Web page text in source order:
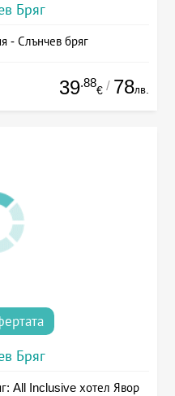
Бряг
- Слънчев бряг
39.88
€ / 78лв.
Бряг
All Inclusive хотел Явор